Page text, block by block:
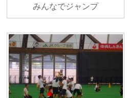
みんなでジャンプ